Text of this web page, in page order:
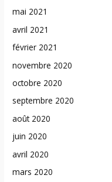
mai 2021
avril 2021
février 2021
novembre 2020
octobre 2020
septembre 2020
août 2020
juin 2020
avril 2020
mars 2020